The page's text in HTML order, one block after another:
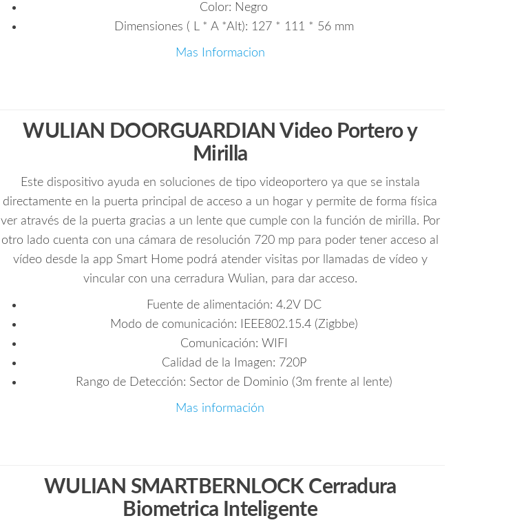
Color: Negro
Dimensiones ( L * A *Alt): 127 * 111 * 56 mm
Mas Informacion
WULIAN DOORGUARDIAN Video Portero y
Mirilla
Este dispositivo ayuda en soluciones de tipo videoportero ya que se instala
directamente en la puerta principal de acceso a un hogar y permite de forma física
ver através de la puerta gracias a un lente que cumple con la función de mirilla. Por
otro lado cuenta con una cámara de resolución 720 mp para poder tener acceso al
vídeo desde la app Smart Home podrá atender visitas por llamadas de vídeo y
vincular con una cerradura Wulian, para dar acceso.
Fuente de alimentación: 4.2V DC
Modo de comunicación: IEEE802.15.4 (Zigbbe)
Comunicación: WIFI
Calidad de la Imagen: 720P
Rango de Detección: Sector de Dominio (3m frente al lente)
Mas información
WULIAN SMARTBERNLOCK Cerradura
Biometrica Inteligente